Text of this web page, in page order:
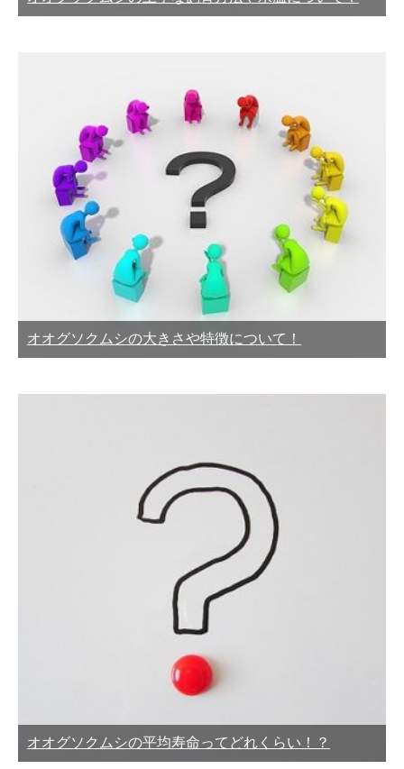
オオグソクムシの大きさや特徴について！
オオグソクムシの平均寿命ってどれくらい！？